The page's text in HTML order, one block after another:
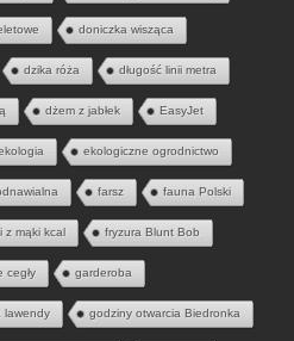
doniczka wisząca
dzika róża długość linii metra
dżem z jabłek EasyJet
ekologiczne ogrodnictwo
farsz fauna Polski
z mąki kcal fryzura Blunt Bob
cegły garderoba
lawendy godziny otwarcia Biedronka